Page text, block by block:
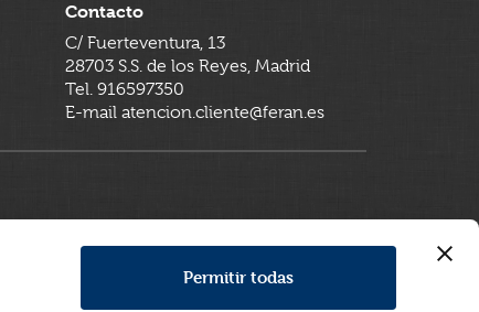
Permitir todas
Contacto
C/ Fuerteventura, 13
28703 S.S. de los Reyes, Madrid
Tel. 916597350
E-mail atencion.cliente@feran.es